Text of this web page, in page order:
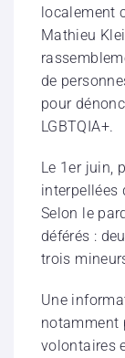
localement
Mathieu
de
pour
LGBTQIA+.
Le 1er juin,
interpellées
Selon le
déférés :
trois
Une
notamment
volontaires